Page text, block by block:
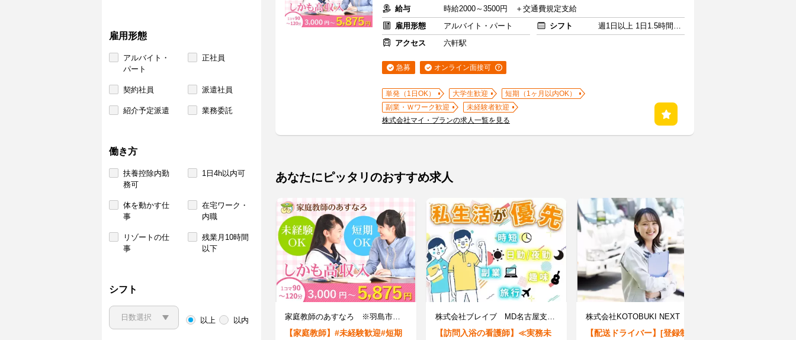
雇用形態
アルバイト・
パート
正社員
契約社員 派遣社員
紹介予定派遣 業務委託
働き方
扶養控除内勤
務可
1日4h以内可
体を動かす仕
事
在宅ワーク・
内職
リゾートの仕
事
残業月10時間
以下
シフト
以上 以内
給与
時給2000～3500円 ＋交通費規定支給
雇用形態
アルバイト・パート シフト
週1日以上 1日1.5時間以上
アクセス
六軒駅
急募 オンライン面接可
単発（1日OK） 大学生歓迎
短期（1ヶ月以内OK）
副業・Ｗワーク歓迎
未経験者歓迎
株式会社マイ・プランの求人一覧を見る
あなたにピッタリのおすすめ求人
家庭教師のあすなろ ※羽島市エリア
【家庭教師】#未経験歓迎#短期
株式会社ブレイブ MD名古屋支店/MD23
【訪問入浴の看護師】≪実務未
【配送ドライバー】[登録制]日払